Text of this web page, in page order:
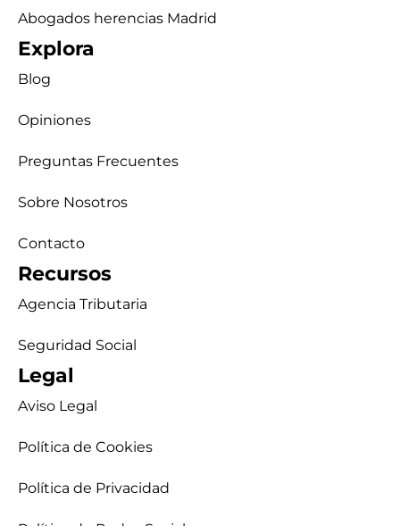
Abogados herencias Madrid
Explora
Blog
Opiniones
Preguntas Frecuentes
Sobre Nosotros
Contacto
Recursos
Agencia Tributaria
Seguridad Social
Legal
Aviso Legal
Política de Cookies
Política de Privacidad